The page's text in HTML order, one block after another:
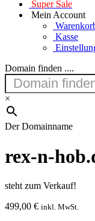
Super Sale
Mein Account
Kasse
Domain finden ....
×
Der Domainname
rex-n-
steht zum Verkauf!
499,00 € inkl. MwSt.